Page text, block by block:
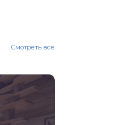
Смотреть все